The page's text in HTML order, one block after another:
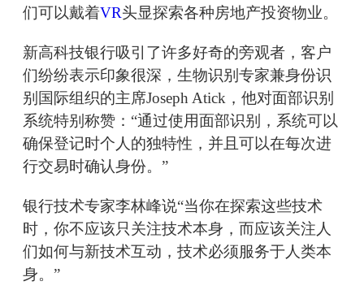
们可以戴着VR头显探索各种房地产投资物业。
新高科技银行吸引了许多好奇的旁观者，客户
们纷纷表示印象很深，生物识别专家兼身份识
别国际组织的主席Joseph Atick，他对面部识别
系统特别称赞：“通过使用面部识别，系统可以
确保登记时个人的独特性，并且可以在每次进
行交易时确认身份。”
银行技术专家李林峰说“当你在探索这些技术
时，你不应该只关注技术本身，而应该关注人
们如何与新技术互动，技术必须服务于人类本
身。”